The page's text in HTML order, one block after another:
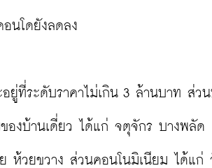
นโดยังลดลง
ยู่ที่ระดับราคาไม่เกิน 3 ล้านบาท ส่ว
องบ้านเดี่ยว ได้แก่ จตุจักร บางพลัด
ห้วยขวาง ส่วนคอนโนมิเนียม ได้แก่